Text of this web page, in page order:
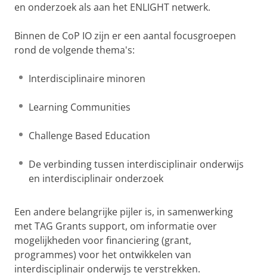
en onderzoek als aan het ENLIGHT netwerk.
Binnen de CoP IO zijn er een aantal focusgroepen
rond de volgende thema's:
Interdisciplinaire minoren
Learning Communities
Challenge Based Education
De verbinding tussen interdisciplinair onderwijs
en interdisciplinair onderzoek
Een andere belangrijke pijler is, in samenwerking
met TAG Grants support, om informatie over
mogelijkheden voor financiering (grant,
programmes) voor het ontwikkelen van
interdisciplinair onderwijs te verstrekken.